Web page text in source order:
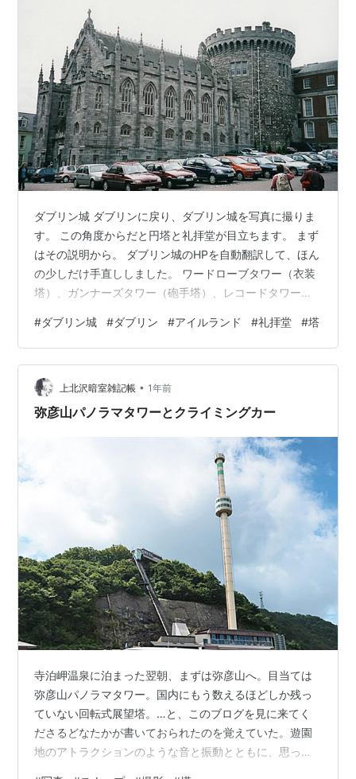
ダブリン城 ダブリンに戻り、ダブリン城を写真に撮りま
す。 この角度からだと円塔と礼拝堂が目立ちます。 まず
はその説明から。 ダブリン城のHPを自動翻訳して、ほん
の少しだけ手直ししました。 ワードローブタワー（衣装
塔）、ガンナーズタワー（砲手塔）、レコードタワー
ン市で最も古く、最も無傷で、今日生き残った最も重要
な部分の1つです。1204年から28年にかけて建てられ、
主にイングランド王でアイルランド領主であるヘンリー3
世(1207–72)の治世中に建設されました。その壁の厚さは
最大4.8メートルです。 1811年に塔は政府の書類を保管
#ダブリン城 #ダブリン #アイルランド #礼拝堂 #塔
上北沢暗室雑記帳 • 1年前
弥彦山パノラマタワーとクライミングカー
寺泊岬温泉に泊まった翌朝、まずは弥彦山へ。目当ては
弥彦山パノラマタワー。国内にもう数えるほどしか残っ
ていない回転式展望塔。…と、このブログを見に来てく
ださるどなたかが書いておられたのを覚えていた。遊園
地のアトラクションのような音と振動とともに、思った